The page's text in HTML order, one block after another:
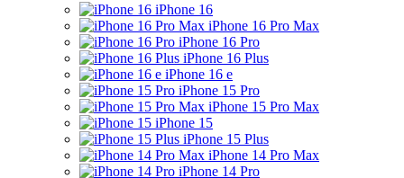
iPhone 16
iPhone 16 Pro Max
iPhone 16 Pro
iPhone 16 Plus
iPhone 16 e
iPhone 15 Pro
iPhone 15 Pro Max
iPhone 15
iPhone 15 Plus
iPhone 14 Pro Max
iPhone 14 Pro